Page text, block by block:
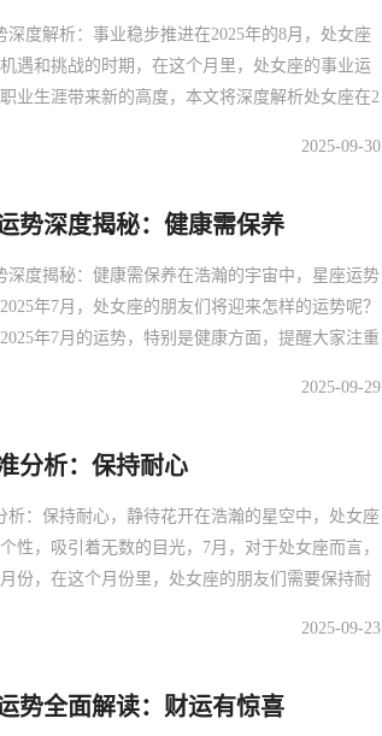
深度解析：事业稳步推进在2025年的8月，处女座
遇和挑战的时期，在这个月里，处女座的事业运
业生涯带来新的高度，本文将深度解析处女座在2
年8月，处女座的事业运势将呈现出稳步推进的
2025-09-30
势深度揭秘：健康需保养
深度揭秘：健康需保养在浩瀚的宇宙中，星座运势
年7月，处女座的朋友们将迎来怎样的运势呢？
年7月的运势，特别是健康方面，提醒大家注重
仍需注意一些细节，由于工作压力较大，处女座
2025-09-29
分析：保持耐心
析：保持耐心，静待花开在浩瀚的星空中，处女座
性，吸引着无数的目光，7月，对于处女座而言，
份，在这个月份里，处女座的朋友们需要保持耐
种稳步上升的趋势，在这个月份里，处女座的朋
2025-09-23
势全面解读：财运有惊喜